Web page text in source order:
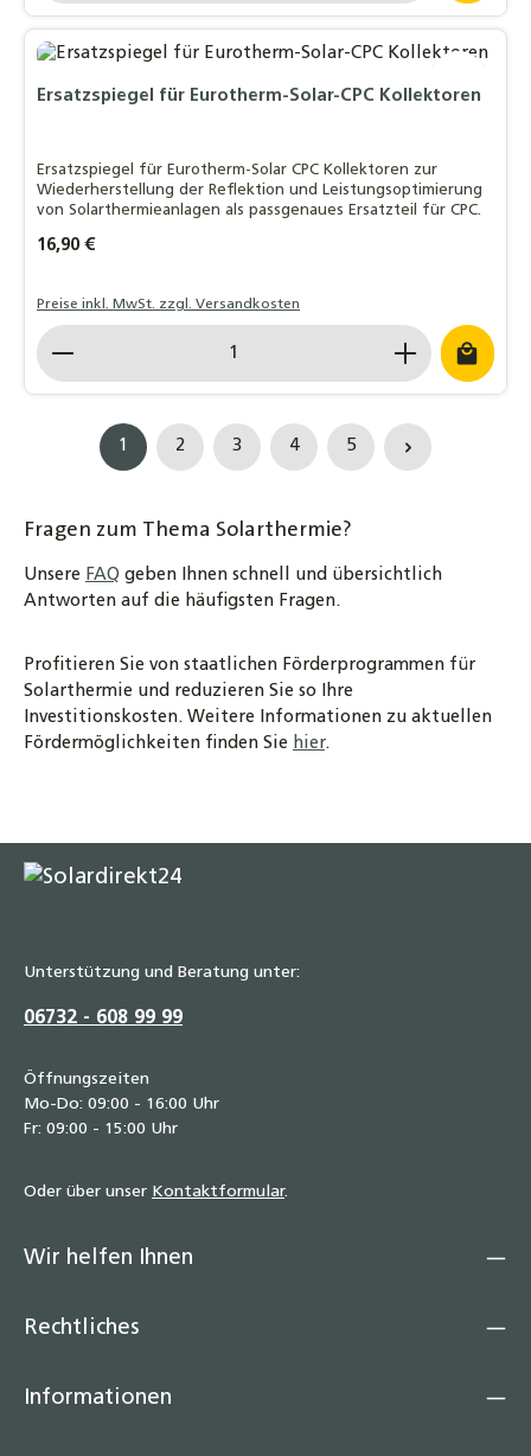
Ersatzspiegel für Eurotherm-Solar-CPC Kollektoren
Ersatzspiegel für Eurotherm-Solar CPC Kollektoren zur
Wiederherstellung der Reflektion und Leistungsoptimierung
von Solarthermieanlagen als passgenaues Ersatzteil für CPC.
Regulärer Preis:
16,90 €
Preise inkl. MwSt. zzgl. Versandkosten
Produkt Anzahl: Gib den gewünschten Wert
Seite
1
Seite
2
Seite
3
Seite
4
Seite
5
Fragen zum Thema Solarthermie?
Unsere FAQ geben Ihnen schnell und übersichtlich
Antworten auf die häufigsten Fragen.
Profitieren Sie von staatlichen Förderprogrammen für
Solarthermie und reduzieren Sie so Ihre
Investitionskosten. Weitere Informationen zu aktuellen
Fördermöglichkeiten finden Sie hier.
Unterstützung und Beratung unter:
06732 - 608 99 99
Öffnungszeiten
Mo-Do: 09:00 - 16:00 Uhr
Fr: 09:00 - 15:00 Uhr
Oder über unser Kontaktformular.
Wir helfen Ihnen
Rechtliches
Informationen